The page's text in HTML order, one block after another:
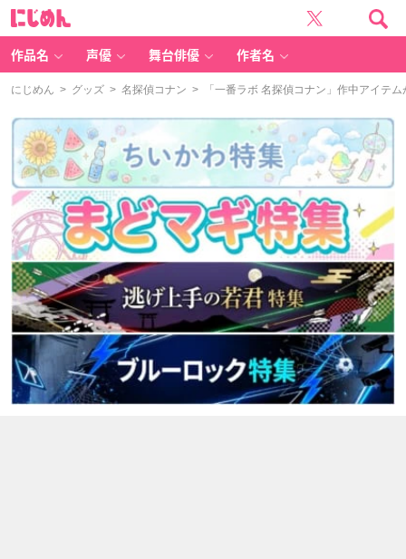
作品名 声優 舞台俳優 作者名
にじめん > グッズ > 名探偵コナン > 「一番ラボ 名探偵コナン」作中アイテ